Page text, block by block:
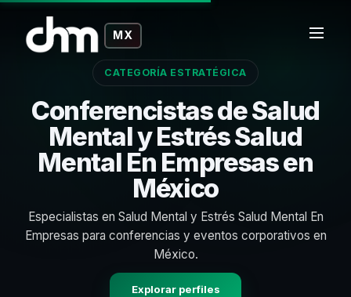
MX
CATEGORÍA ESTRATÉGICA
Conferencistas de Salud
Mental y Estrés Salud
Mental En Empresas en
México
Especialistas en Salud Mental y Estrés Salud Mental En
Empresas para conferencias y eventos corporativos en
México.
Explorar perfiles